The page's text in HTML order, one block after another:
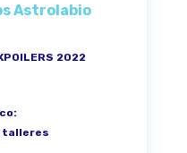
Astrolabio
2022
talleres